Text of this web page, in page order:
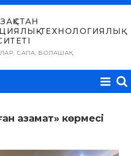
ТЕХНОЛОГИЯЛЫҚ
САПА, БОЛАШАҚ
азамат» көрмесі